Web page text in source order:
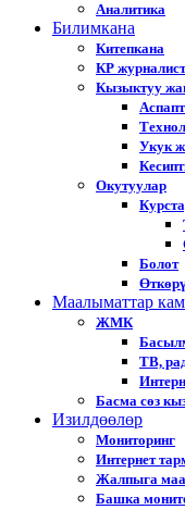
Аналитика
Билимкана
Китепкана
КР
Кызыктуу
Укук
Окутуулар
Болот
Маалыматтар
ЖМК
ТВ,
Басма сөз
Изилдөөлөр
Мониторинг
Интернет
Жалпыга
Башка